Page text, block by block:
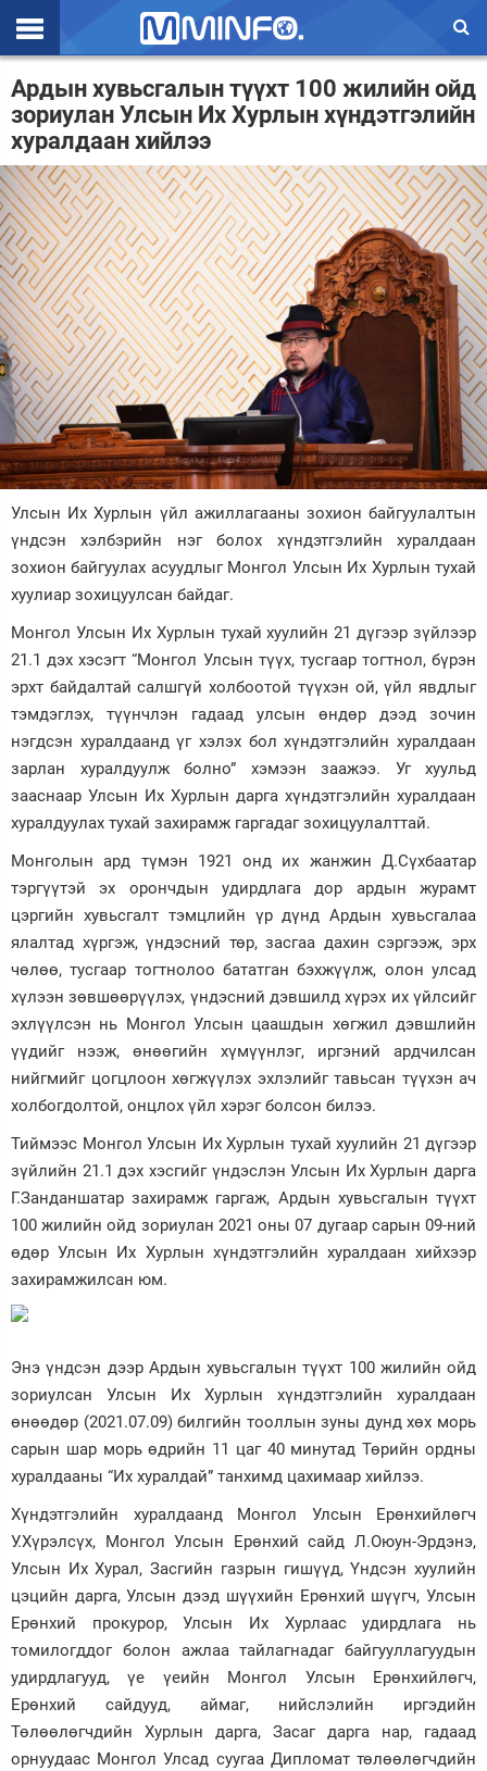
Эхлэл
Цаг агаар
Валют ханш
Улс төр
Эдийн засаг
Үзэл бодол
Спорт
Нийгэм
Дэлхий
Энтертайнмэнт
Зурхай
Ардын хувьсгалын түүхт 100 жилийн ойд
зориулан Улсын Их Хурлын хүндэтгэлийн
хуралдаан хийлээ
Улсын Их Хурлын үйл ажиллагааны зохион байгуулалтын
үндсэн хэлбэрийн нэг болох хүндэтгэлийн хуралдаан
зохион байгуулах асуудлыг Монгол Улсын Их Хурлын тухай
хуулиар зохицуулсан байдаг.
Монгол Улсын Их Хурлын тухай хуулийн 21 дүгээр зүйлээр
21.1 дэх хэсэгт “Монгол Улсын түүх, тусгаар тогтнол, бүрэн
эрхт байдалтай салшгүй холбоотой түүхэн ой, үйл явдлыг
тэмдэглэх, түүнчлэн гадаад улсын өндөр дээд зочин
нэгдсэн хуралдаанд үг хэлэх бол хүндэтгэлийн хуралдаан
зарлан хуралдуулж болно” хэмээн заажээ. Уг хуульд
зааснаар Улсын Их Хурлын дарга хүндэтгэлийн хуралдаан
хуралдуулах тухай захирамж гаргадаг зохицуулалттай.
Монголын ард түмэн 1921 онд их жанжин Д.Сүхбаатар
тэргүүтэй эх орончдын удирдлага дор ардын журамт
цэргийн хувьсгалт тэмцлийн үр дүнд Ардын хувьсгалаа
ялалтад хүргэж, үндэсний төр, засгаа дахин сэргээж, эрх
чөлөө, тусгаар тогтнолоо бататган бэхжүүлж, олон улсад
хүлээн зөвшөөрүүлэх, үндэсний дэвшилд хүрэх их үйлсийг
эхлүүлсэн нь Монгол Улсын цаашдын хөгжил дэвшлийн
үүдийг нээж, өнөөгийн хүмүүнлэг, иргэний ардчилсан
нийгмийг цогцлоон хөгжүүлэх эхлэлийг тавьсан түүхэн ач
холбогдолтой, онцлох үйл хэрэг болсон билээ.
Тиймээс Монгол Улсын Их Хурлын тухай хуулийн 21 дүгээр
зүйлийн 21.1 дэх хэсгийг үндэслэн Улсын Их Хурлын дарга
Г.Занданшатар захирамж гаргаж, Ардын хувьсгалын түүхт
100 жилийн ойд зориулан 2021 оны 07 дугаар сарын 09-ний
өдөр Улсын Их Хурлын хүндэтгэлийн хуралдаан хийхээр
захирамжилсан юм.
Энэ үндсэн дээр Ардын хувьсгалын түүхт 100 жилийн ойд
зориулсан Улсын Их Хурлын хүндэтгэлийн хуралдаан
өнөөдөр (2021.07.09) билгийн тооллын зуны дунд хөх морь
сарын шар морь өдрийн 11 цаг 40 минутад Төрийн ордны
хуралдааны “Их хуралдай” танхимд цахимаар хийлээ.
Хүндэтгэлийн хуралдаанд Монгол Улсын Ерөнхийлөгч
У.Хүрэлсүх, Монгол Улсын Ерөнхий сайд Л.Оюун-Эрдэнэ,
Улсын Их Хурал, Засгийн газрын гишүүд, Үндсэн хуулийн
цэцийн дарга, Улсын дээд шүүхийн Ерөнхий шүүгч, Улсын
Ерөнхий прокурор, Улсын Их Хурлаас удирдлага нь
томилогддог болон ажлаа тайлагнадаг байгууллагуудын
удирдлагууд, үе үеийн Монгол Улсын Ерөнхийлөгч,
Ерөнхий сайдууд, аймаг, нийслэлийн иргэдийн
Төлөөлөгчдийн Хурлын дарга, Засаг дарга нар, гадаад
орнуудаас Монгол Улсад суугаа Дипломат төлөөлөгчдийн